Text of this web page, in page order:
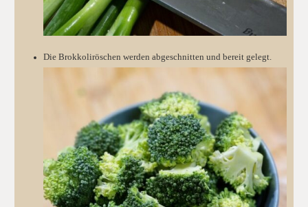
Die Brokkoliröschen werden abgeschnitten und bereit gelegt.